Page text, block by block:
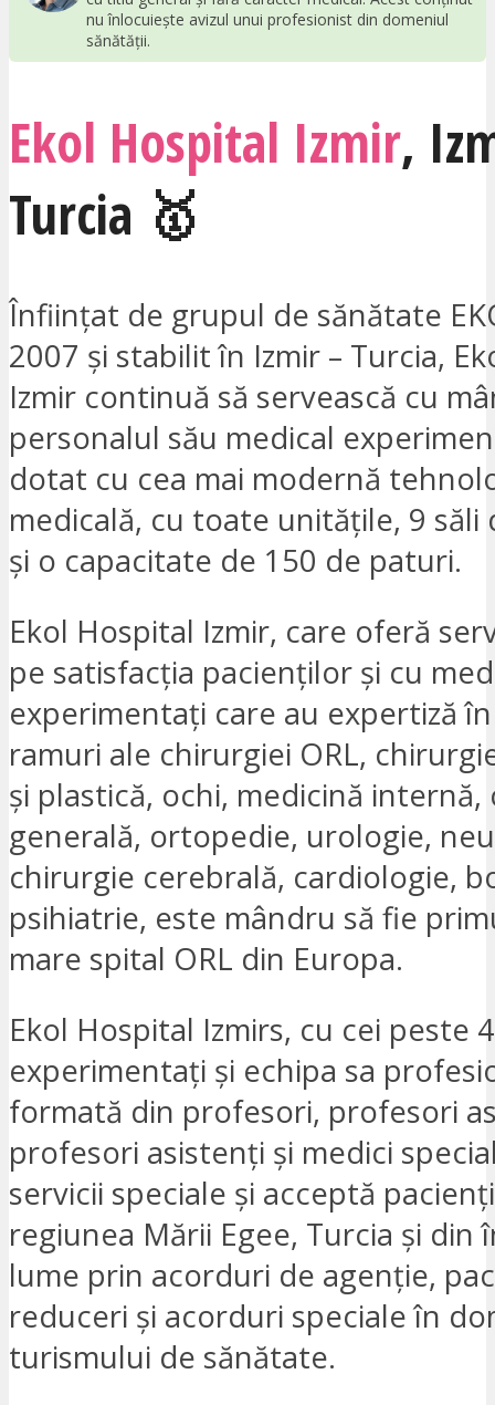
nu înlocuiește avizul unui profesionist din domeniul
sănătății.
Ekol Hospital Izmir,
Turcia 🥇
Înființat de grupul de sănătate
2007 și stabilit în Izmir – Turcia,
Izmir continuă să servească cu
personalul său medical
dotat cu cea mai modernă
medicală, cu toate unitățile, 9 săli
și o capacitate de 150 de paturi.
Ekol Hospital Izmir, care oferă
pe satisfacția pacienților și cu
experimentați care au expertiză
ramuri ale chirurgiei ORL,
și plastică, ochi, medicină
generală, ortopedie, urologie,
chirurgie cerebrală, cardiologie,
psihiatrie, este mândru să fie
mare spital ORL din Europa.
Ekol Hospital Izmirs, cu cei peste
experimentați și echipa sa
formată din profesori, profesori
profesori asistenți și medici
servicii speciale și acceptă
regiunea Mării Egee, Turcia și din
lume prin acorduri de agenție,
reduceri și acorduri speciale în
turismului de sănătate.